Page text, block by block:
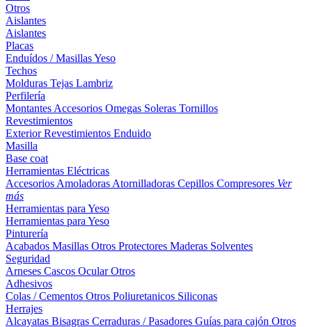
Otros
Aislantes
Aislantes
Placas
Enduídos / MasillasYeso
Techos
Molduras Tejas Lambriz
Perfilería
Montantes Accesorios Omegas Soleras Tornillos
Revestimientos
ExteriorRevestimientos Enduido
Masilla
Base coat
Herramientas Eléctricas
Accesorios Amoladoras Atornilladoras Cepillos Compresores Ver
más
Herramientas para Yeso
Herramientas para Yeso
Pinturería
Acabados Masillas Otros Protectores Maderas Solventes
Seguridad
Arneses Cascos OcularOtros
Adhesivos
Colas / Cementos Otros Poliuretanicos Siliconas
Herrajes
Alcayatas Bisagras Cerraduras / Pasadores Guías para cajón Otros